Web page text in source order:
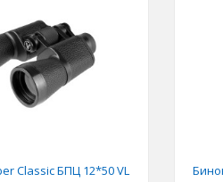
Classic БПЦ 12*50 VL